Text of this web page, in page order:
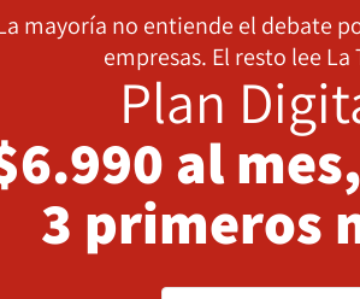
mayoría no entiende el debate
empresas. El resto lee La
Plan
al
3 primeros